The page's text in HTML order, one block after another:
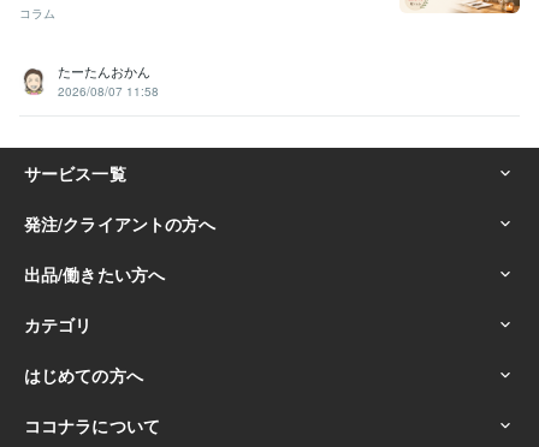
コラム
たーたんおかん
2026/08/07 11:58